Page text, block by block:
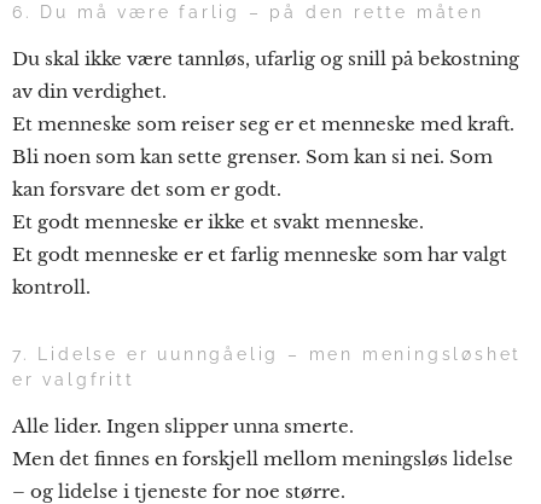
6. Du må være farlig – på den rette måten
Du skal ikke være tannløs, ufarlig og snill på bekostning
av din verdighet.
Et menneske som reiser seg er et menneske med kraft.
Bli noen som kan sette grenser. Som kan si nei. Som
kan forsvare det som er godt.
Et godt menneske er ikke et svakt menneske.
Et godt menneske er et farlig menneske som har valgt
kontroll.
7. Lidelse er uunngåelig – men meningsløshet
er valgfritt
Alle lider. Ingen slipper unna smerte.
Men det finnes en forskjell mellom meningsløs lidelse
– og lidelse i tjeneste for noe større.